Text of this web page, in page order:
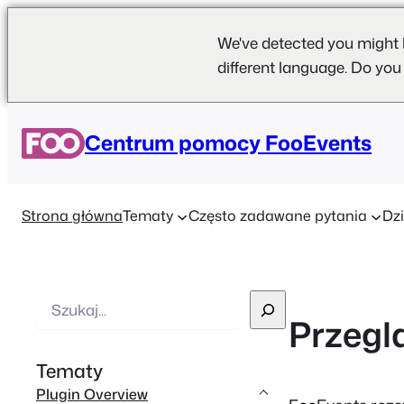
We've detected you might
different language. Do
Centrum pomocy FooEvents
Strona głównaTematy Często zadawane pytania
z
Tematy
Plugin Overview